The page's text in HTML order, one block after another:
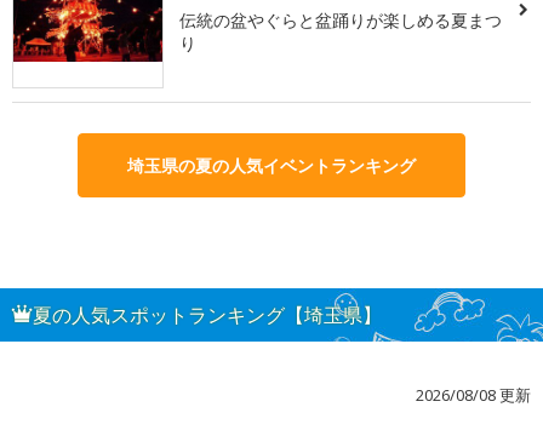
伝統の盆やぐらと盆踊りが楽しめる夏まつ
り
埼玉県の夏の人気イベントランキング
夏の人気スポットランキング【埼玉県】
2026/08/08 更新